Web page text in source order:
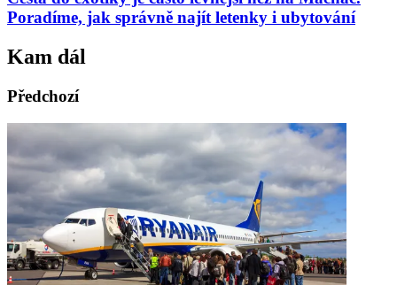
Poradíme, jak správně najít letenky i ubytování
Kam dál
Předchozí